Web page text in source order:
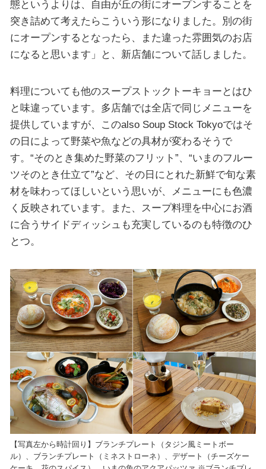
態というよりは、自由が丘の街にオープンすることを
突き詰めて考えたらこういう形になりました。別の街
にオープンするとなったら、また違った雰囲気のお店
になると思います」と、新店舗について話しました。
料理についても他のスープストックトーキョーとはひ
と味違っています。多店舗では全店で同じメニューを
提供していますが、このalso Soup Stock Tokyoではそ
の日によって野菜や魚などの具材が変わるそうで
す。“そのとき集めた野菜のフリット”、“いまのフルー
ツそのとき仕立て”など、その日にとれた新鮮で旬な素
材を味わってほしいという思いが、メニューにも色濃
く反映されています。また、スープ料理を中心にお酒
に合うサイドディッシュも充実しているのも特徴のひ
とつ。
【写真左から時計回り】ブランチプレート（タジン風ミートボー
ル）、ブランチプレート（ミネストローネ）、デザート（チーズケー